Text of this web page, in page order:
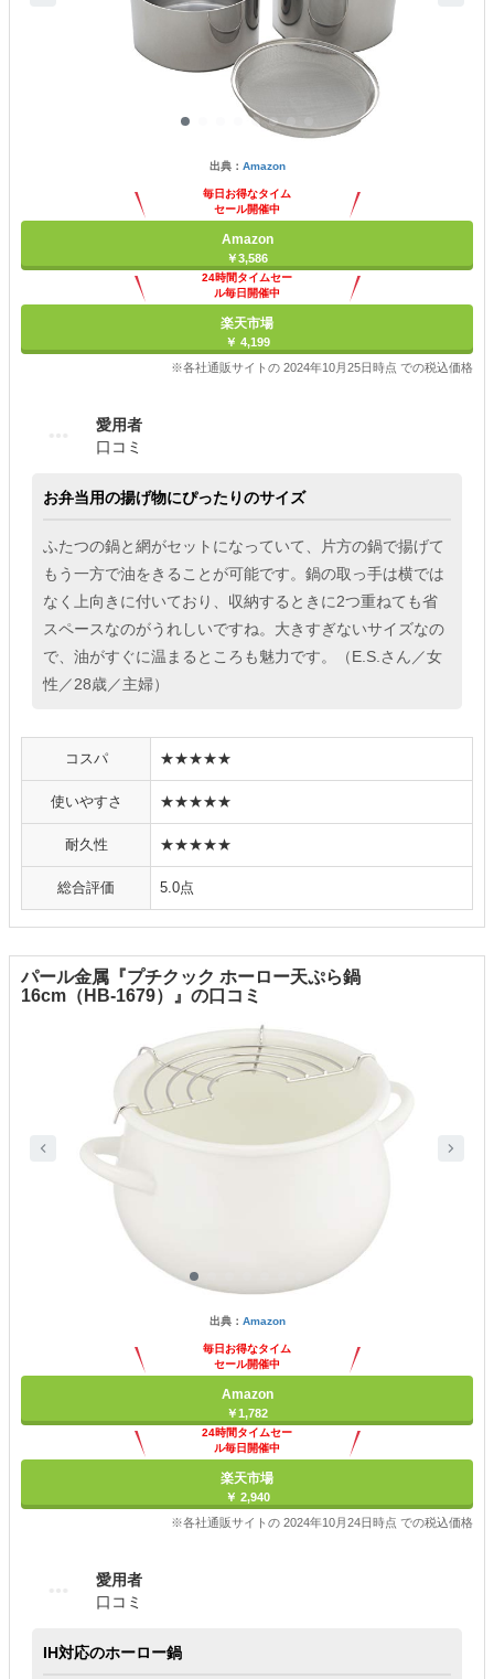
出典： Amazon
毎日お得なタイム
セール開催中
Amazon
￥3,586
24時間タイムセー
ル毎日開催中
楽天市場
￥ 4,199
※各社通販サイトの 2024年10月25日時点 での税込価格
愛用者
口コミ
お弁当用の揚げ物にぴったりのサイズ
ふたつの鍋と網がセットになっていて、片方の鍋で揚げて
もう一方で油をきることが可能です。鍋の取っ手は横では
なく上向きに付いており、収納するときに2つ重ねても省
スペースなのがうれしいですね。大きすぎないサイズなの
で、油がすぐに温まるところも魅力です。（E.S.さん／女
性／28歳／主婦）
コスパ ★★★★★
使いやすさ ★★★★★
耐久性 ★★★★★
総合評価 5.0点
パール金属『プチクック ホーロー天ぷら鍋
16cm（HB-1679）』の口コミ
出典： Amazon
毎日お得なタイム
セール開催中
Amazon
￥1,782
24時間タイムセー
ル毎日開催中
楽天市場
￥ 2,940
※各社通販サイトの 2024年10月24日時点 での税込価格
愛用者
口コミ
IH対応のホーロー鍋